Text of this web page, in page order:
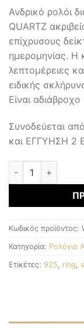
Ανδρικό ρολόι
QUARTZ
επίχρυσους
ημερομηνίας. Η
λεπτομέρειες
ειδικής
Είναι
Συνοδεύεται
και ΕΓΓΥΗΣΗ 2
Αντρικά Ρολόγια
Κωδικός προϊόντος:
Κατηγορία: Ρολόγια
Ετικέτες: 925 ring